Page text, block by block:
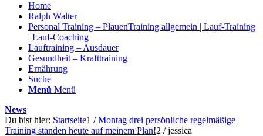
Home
Ralph Walter
Personal Training – PlauenTraining allgemein | Lauf-Training
| Lauf-Coaching
Lauftraining – Ausdauer
Gesundheit – Krafttraining
Ernährung
Suche
Menü Menü
News
Du bist hier: Startseite1 / Montag drei persönliche regelmäßige
Training standen heute auf meinem Plan!2 / jessica